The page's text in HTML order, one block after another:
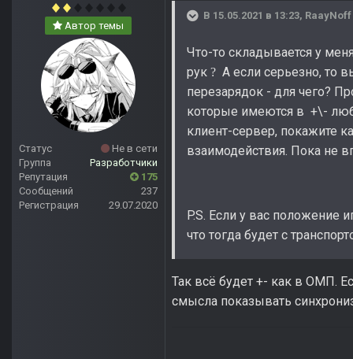
Автор темы
Статус
Не в сети
Группа
Разработчики
Репутация
175
Сообщений
237
Регистрация
29.07.2020
В 15.05.2021 в 13:23, RaayNoff
Что-то складывается у
рук ? А если серьезно, то
перезарядок - для чего?
которые имеются в +\-
клиент-сервер, покажите
взаимодействия. Пока не
P.S. Если у вас положение
что тогда будет с
Так всё будет +- как в ОМП.
смысла показывать